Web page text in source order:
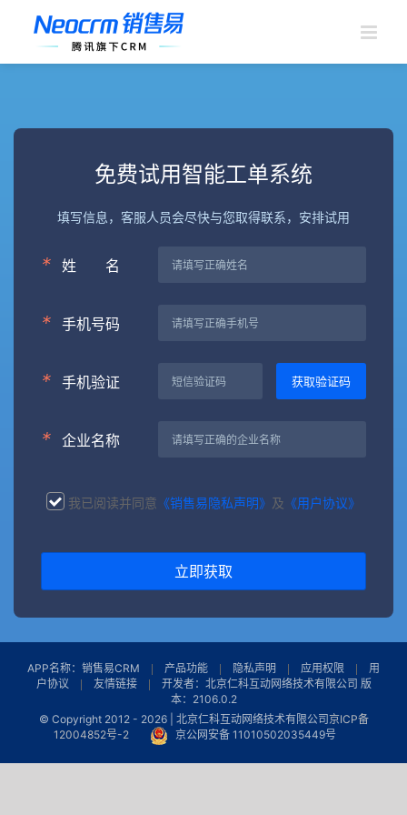
容
免费试用智能工单系统
填写信息，客服人员会尽快与您取得联系，安排试用
* 姓 名
* 手机号码
* 手机验证
* 企业名称
我已阅读并同意 《销售易隐私声明》 及 《用户协议》
立即获取
APP名称：销售易CRM 产品功能 隐私声明 应用权限
用
户协议
友情链接
开发者：北京仁科互动网络技术有限公司 版
本：2106.0.2
© Copyright 2012 - 2026 | 北京仁科互动网络技术有限公司京ICP备
12004852号-2
京公网安备 11010502035449号